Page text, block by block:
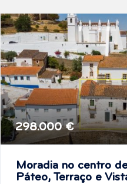
298.000 €
Moradia no centro
Páteo, Terraço e